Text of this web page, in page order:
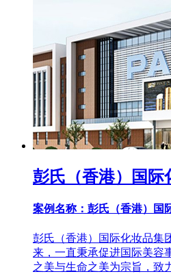
彭氏（香港）国际
案例名称：彭氏（香港）国
彭氏（香港）国际化妆品集
来，一直秉承促进国际美容
之美与生命之美为宗旨，致